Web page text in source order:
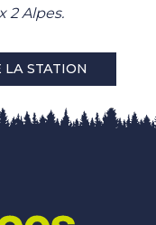
2 Alpes.
LA STATION